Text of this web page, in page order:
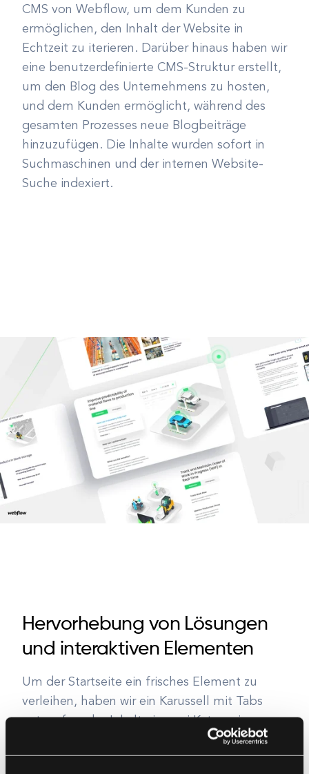
CMS von Webflow, um dem Kunden zu
ermöglichen, den Inhalt der Website in
Echtzeit zu iterieren. Darüber hinaus haben wir
eine benutzerdefinierte CMS-Struktur erstellt,
um den Blog des Unternehmens zu hosten,
und dem Kunden ermöglicht, während des
gesamten Prozesses neue Blogbeiträge
hinzuzufügen. Die Inhalte wurden sofort in
Suchmaschinen und der internen Website-
Suche indexiert.
Hervorhebung von Lösungen
und interaktiven Elementen
Um der Startseite ein frisches Element zu
verleihen, haben wir ein Karussell mit Tabs
entworfen, das Inhalte in zwei Kategorien
filtert: Branchen und Lösungen. Darüber
hinaus haben wir verschiedene Arten von